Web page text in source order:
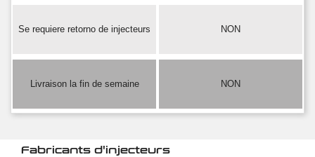
Se requiere retorno de injecteurs NON
Livraison la fin de semaine NON
Fabricants d'injecteurs